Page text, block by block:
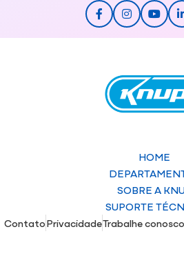
HOME
SOBRE A
SUPORTE
ContatoPrivacidadeTrabalhe conosco